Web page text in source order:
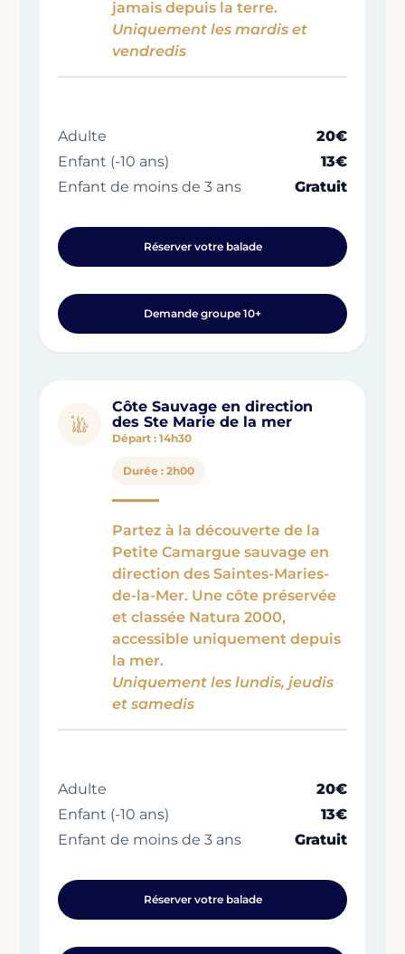
jamais depuis la terre.
Uniquement les mardis et
vendredis
Adulte
20€
Enfant (-10 ans)
13€
Enfant de moins de 3 ans
Gratuit
Réserver votre balade
Demande groupe 10+
Côte Sauvage en direction
des Ste Marie de la mer
Départ : 14h30
Durée : 2h00
Partez à la découverte de la
Petite Camargue sauvage en
direction des Saintes-Maries-
de-la-Mer. Une côte préservée
et classée Natura 2000,
accessible uniquement depuis
la mer.
Uniquement les lundis, jeudis
et samedis
Adulte
20€
Enfant (-10 ans)
13€
Enfant de moins de 3 ans
Gratuit
Réserver votre balade